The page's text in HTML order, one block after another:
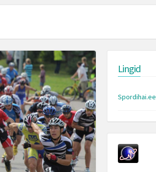
Lingid
Spordihai.ee